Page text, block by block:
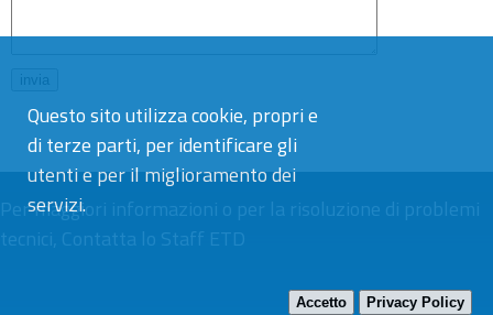
Questo sito utilizza cookie, propri e
di terze parti, per identificare gli
utenti e per il miglioramento dei
servizi.
Accetto Privacy Policy
Per maggiori informazioni o per la risoluzione di problemi
tecnici, Contatta lo Staff ETD